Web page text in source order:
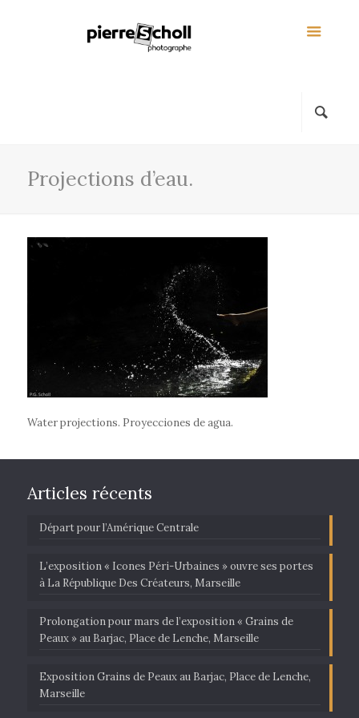
Projections d’eau.
Water projections. Proyecciones de agua.
Articles récents
Départ pour l’Amérique Centrale
L’exposition « Icones Péri-Urbaines » ouvre ses portes
à La République Des Créateurs, Marseille
Prolongation pour mars de l’exposition « Grains de
Peaux » au Barjac, Place de Lenche, Marseille
Exposition Grains de Peaux au Barjac, Place de Lenche,
Marseille